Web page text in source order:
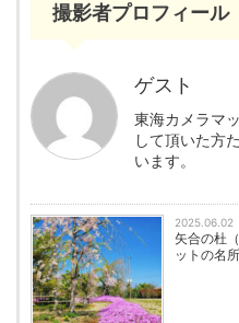
撮影者プロフィール
ゲスト
東海カメラマ
して頂いた方
います。
2025.06.02
矢合の杜
ットの名所